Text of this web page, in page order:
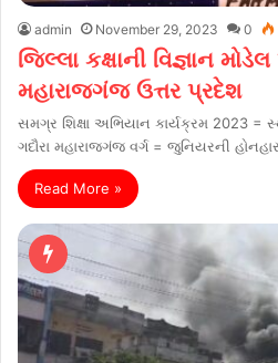
admin November 29, 2023 0
જિલ્લા કક્ષાની વિજ્ઞાન મોડેલ
મહારાજગંજ ઉત્તર પ્રદેશ
સમગ્ર શિક્ષા અભિયાન કાર્યક્રમ 2023 =
ગદૌરા મહારાજગંજ વર્ગ = જુનિયરની
Read More »